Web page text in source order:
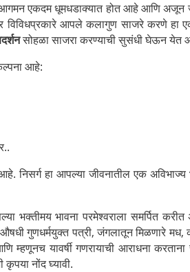
आगमन एकदम धूमधडाक्यात होत आहे आणि
विविधप्रकारे आपले कलागुण साजरे करणे हा
सोहळा साजरा करण्याची सुसंधी घेऊन येत
आहे:
निसर्ग हा आपल्या जीवनातील एक अविभाज्य
भक्तीमय भावना परमेश्वराला समर्पित
गुणधर्मयुक्त पत्री, जंगलातून मिळणारे
म्हणूनच यावर्षी गणरायाची आराधना करताना
कृपया नोंद घ्यावी.